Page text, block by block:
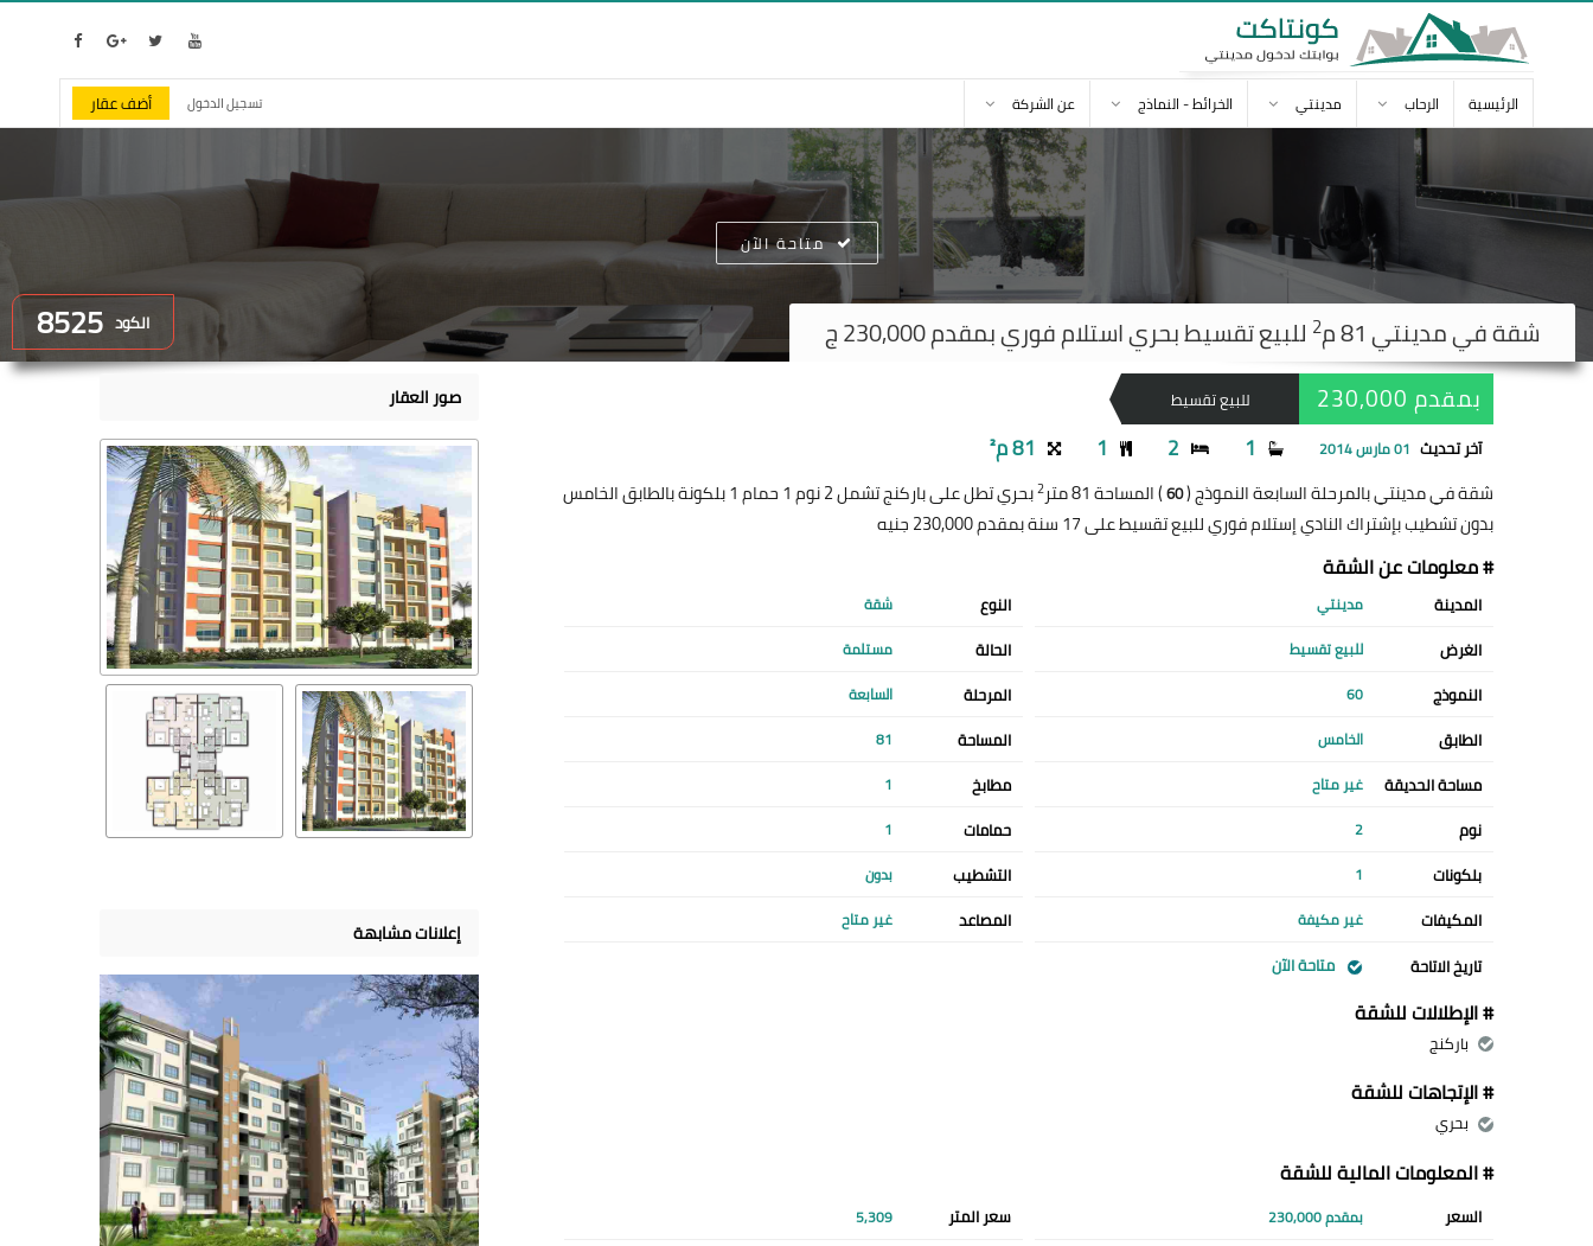
الرئيسية الرحاب مدينتي الخرائط - النماذج عن الشركة تسجيل الدخول أضف عقار
الكود 8525 شقة فيمدينتي 2 للبيع تقسيط بحري استلام فوري بمقدم 230,000 ج
متاحة الآن
للبيع تقسيط بمقدم 230,000
آخر تحديث 01 مارس 2014 1
2
1 81 م²
شقة في مدينتي بالمرحلة السابعة النموذج (60) المساحة 81 متر 2
بحري تطل على باركنج تشمل 2 نوم 1 حمام 1 بلكونة بالطابق الخامس
بدون تشطيب بإشتراك النادي إستلام فوري للبيع تقسيط على 17 سنة بمقدم 230,000 جنيه
# معلومات عن الشقة
المدينة مدينتي النوع شقة
الغرض للبيع تقسيط الحالة مستلمة
النموذج 60 المرحلة السابعة
الطابق الخامس المساحة 81
مساحة الحديقة غير متاح مطابخ 1
نوم 2 حمامات 1
بلكونات 1 التشطيب بدون
المكيفات غير مكيفة المصاعد غير متاح
تاريخ الاتاحة متاحة الآن
# الإطلالات للشقة
باركنج
# الإتجاهات للشقة
بحري
# المعلومات المالية للشقة
السعر بمقدم 230,000 سعر المتر 5,309
صور العقار
إعلانات مشابهة